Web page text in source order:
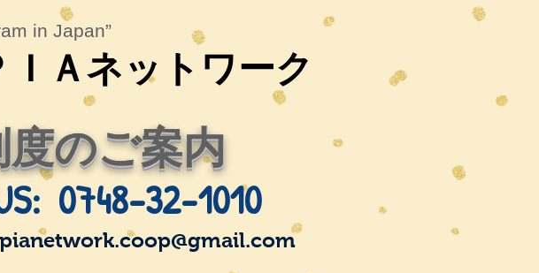
in Japan”
Ａネットワーク
のご案内
0748-32-1010
pianetwork.coop@gmail.com